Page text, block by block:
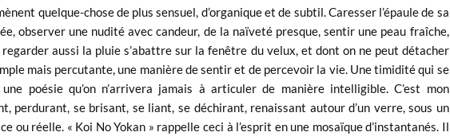
quelque-chose de plus sensuel, d’organique et de subtil. Caresser l’épaule de sa
observer une nudité avec candeur, de la naïveté presque, sentir une peau fraîche,
aussi la pluie s’abattre sur la fenêtre du velux, et dont on ne peut détacher
mais percutante, une manière de sentir et de percevoir la vie. Une timidité qui se
poésie qu’on n’arrivera jamais à articuler de manière intelligible. C’est mon
perdurant, se brisant, se liant, se déchirant, renaissant autour d’un verre, sous un
ou réelle. « Koi No Yokan » rappelle ceci à l’esprit en une mosaïque d’instantanés. Il